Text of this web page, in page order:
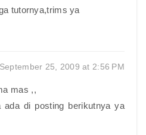
tutornya,trims ya
September 25, 2009 at 2:56 PM
mas ,,
ada di posting berikutnya ya